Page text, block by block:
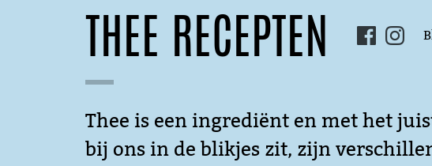
THEE RECEPTEN
Thee is een ingrediënt en met het
bij ons in de blikjes zit, zijn